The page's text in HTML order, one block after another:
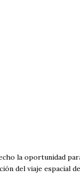
la oportunidad
del viaje espacial